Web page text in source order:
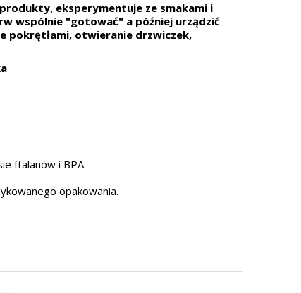
eksperymentuje ze smakami i
wspólnie "gotować" a później urządzić
pokrętłami, otwieranie drzwiczek,
ftalanów i BPA.
opakowania.